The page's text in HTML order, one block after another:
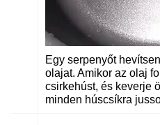
Egy serpenyőt
olajat. Amikor az olaj
csirkehúst, és keverje
minden húscsíkra